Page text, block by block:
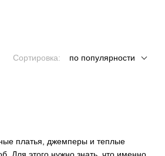
Сортировка: по популярности
платья джемперы и теплые